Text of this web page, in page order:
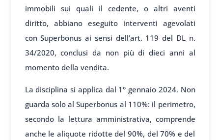
immobili sui quali il cedente, o altri aventi
diritto, abbiano eseguito interventi agevolati
con Superbonus ai sensi dell’art. 119 del DL n.
34/2020, conclusi da non più di dieci anni al
momento della vendita.
La disciplina si applica dal 1° gennaio 2024. Non
guarda solo al Superbonus al 110%: il perimetro,
secondo la lettura amministrativa, comprende
anche le aliquote ridotte del 90%, del 70% e del